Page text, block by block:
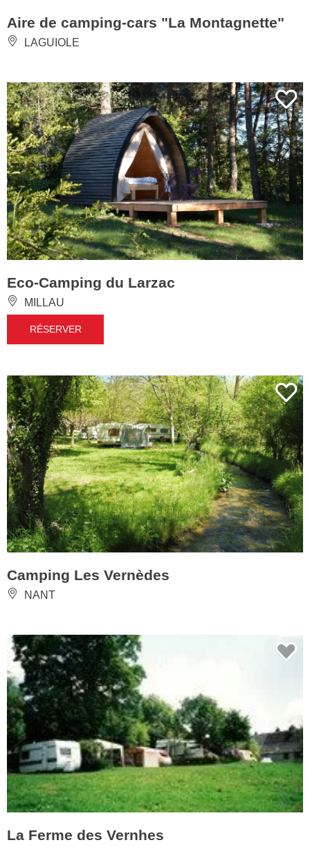
Aire de camping-cars "La Montagnette"
LAGUIOLE
Eco-Camping du Larzac
MILLAU
RÉSERVER
Camping Les Vernèdes
NANT
La Ferme des Vernhes